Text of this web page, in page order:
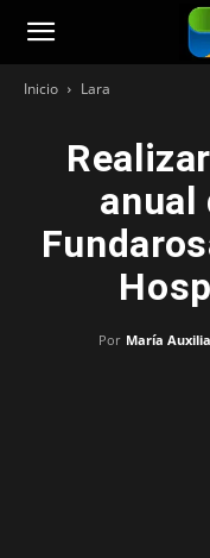
Noticias251
Inicio Lara
anual
Por María